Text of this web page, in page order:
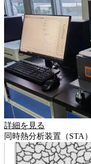
詳細を見る
同時熱分析装置（STA